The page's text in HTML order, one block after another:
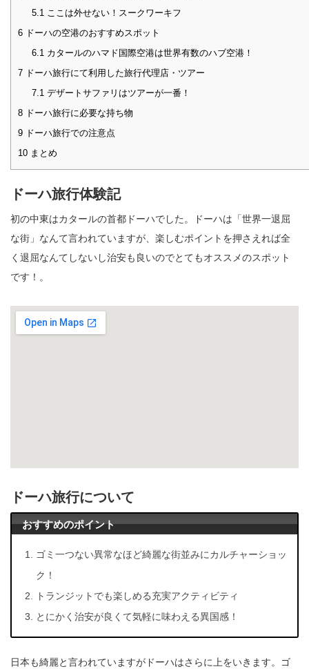
5.1 ここは外せない！スークワーキフ
6 ドーハの空港のおすすめスポット
6.1 カタールのハマド国際空港は世界有数のハブ空港！
7 ドーハ旅行にて利用した旅行代理店・ツアー
7.1 デザートサファリはツアーが一番！
8 ドーハ旅行に必要な持ち物
9 ドーハ旅行での注意点
10 まとめ
ドーハ旅行体験記
初の中東はカタールの首都ドーハでした。ドーハは「世界一退屈
な街」なんて言われていますが、楽しむポイントを押さえれば全
く退屈なんてしないし治安も良いのでとてもオススメのスポット
です！。
ドーハ旅行について
おすすめのポイント
ゴミ一つない異常なほど綺麗な街並みにカルチャーショッ
ク！
トランジットでも楽しめる充実アクティビティ
とにかく治安が良くて気軽に味わえる異国感！
日本も綺麗と言われていますがドーハはさらに上をいきます。ゴ